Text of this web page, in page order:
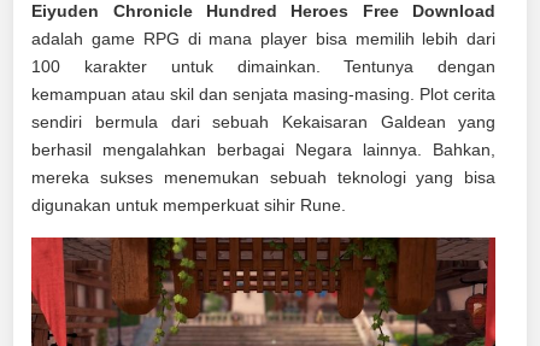
Eiyuden Chronicle Hundred Heroes Free Download
adalah game RPG di mana player bisa memilih lebih dari
100 karakter untuk dimainkan. Tentunya dengan
kemampuan atau skil dan senjata masing-masing. Plot cerita
sendiri bermula dari sebuah Kekaisaran Galdean yang
berhasil mengalahkan berbagai Negara lainnya. Bahkan,
mereka sukses menemukan sebuah teknologi yang bisa
digunakan untuk memperkuat sihir Rune.